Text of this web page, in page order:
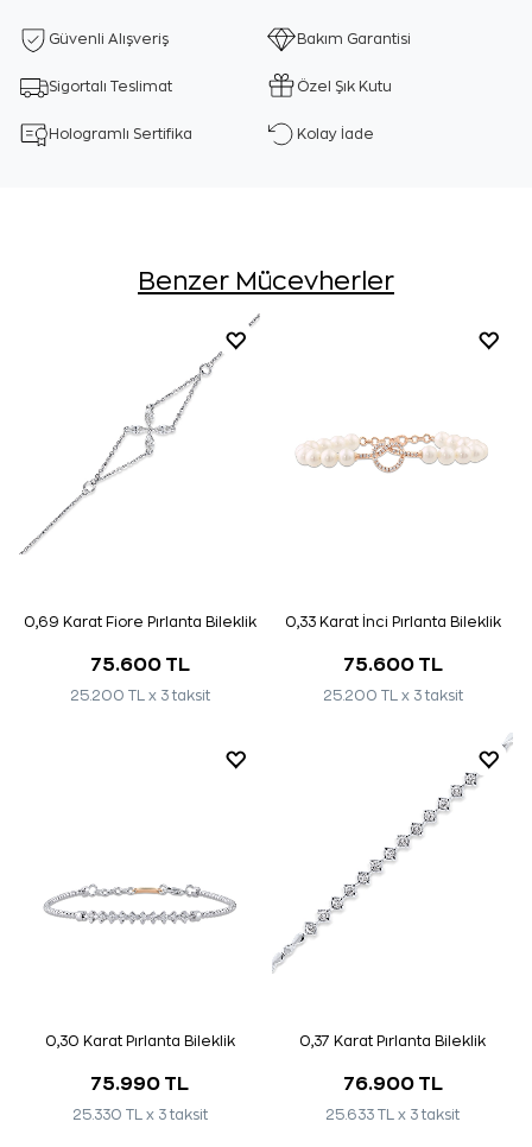
Güvenli Alışveriş Bakım Garantisi
Sigortalı Teslimat Özel Şık Kutu
Hologramlı Sertifika Kolay İade
Benzer Mücevherler
0,69 Karat Fiore Pırlanta Bileklik
75.600 TL
25.200 TL x 3 taksit
0,33 Karat İnci Pırlanta Bileklik
75.600 TL
25.200 TL x 3 taksit
0,30 Karat Pırlanta Bileklik
75.990 TL
25.330 TL x 3 taksit
0,37 Karat Pırlanta Bileklik
76.900 TL
25.633 TL x 3 taksit